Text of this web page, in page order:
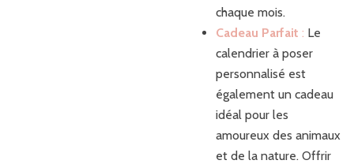
chaque mois.
Cadeau Parfait : Le
calendrier à poser
personnalisé est
également un cadeau
idéal pour les
amoureux des animaux
et de la nature. Offrir